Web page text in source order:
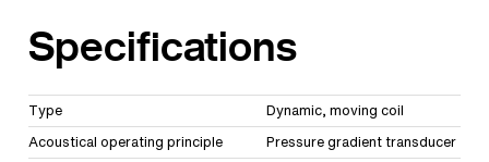
Specifications
Type
Dynamic, moving coil
Acoustical operating principle
Pressure gradient transducer